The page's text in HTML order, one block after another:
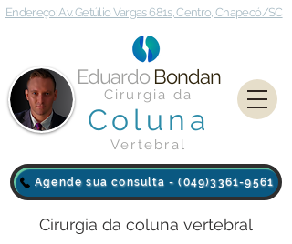
Agende sua consulta - (049)3361-9561
Eduardo Bondan
Cirurgia da
Coluna
Vertebral
Endereço: Av. Getúlio Vargas 681s, Centro, Chapecó/SC
Cirurgia da coluna vertebral